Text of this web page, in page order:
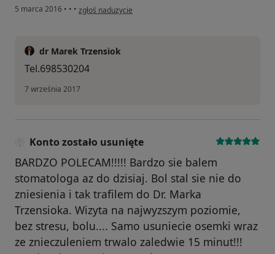
5 marca 2016 • • • w opinii użytkownika Konto zostało usunięte
zgłoś nadużycie
dr Marek Trzensiok
Tel.698530204
7 września 2017
Konto zostało usunięte
BARDZO POLECAM!!!!! Bardzo sie balem
stomatologa az do dzisiaj. Bol stal sie nie do
zniesienia i tak trafilem do Dr. Marka
Trzensioka. Wizyta na najwyzszym poziomie,
bez stresu, bolu.... Samo usuniecie osemki wraz
ze znieczuleniem trwalo zaledwie 15 minut!!!